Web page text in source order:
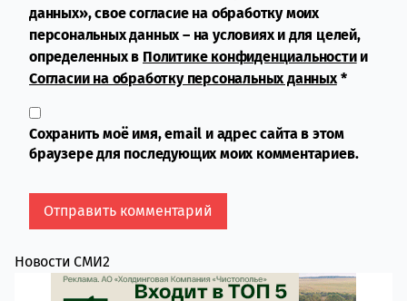
данных», свое согласие на обработку моих
персональных данных – на условиях и для целей,
определенных в Политике конфиденциальностии
Согласии на обработку персональных данных*
Сохранить моё имя, email и адрес сайта в этом
браузере для последующих моих комментариев.
Новости СМИ2